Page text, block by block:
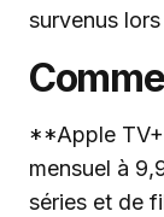
survenus
**Apple
mensuel à
séries et de